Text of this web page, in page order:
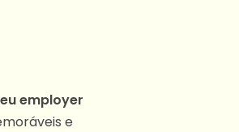
employer
e